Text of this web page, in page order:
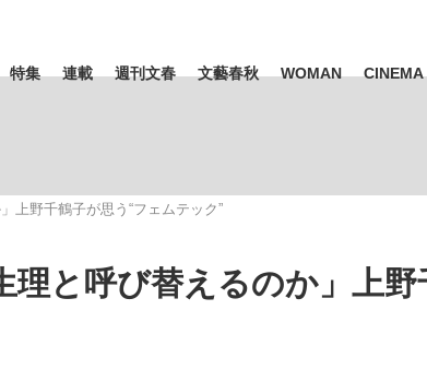
特集
観る将棋
連載 週刊文春 文藝春秋 WOMAN CINEMA
ドタグ一覧
#高市早苗 #後藤真希 #森岡毅 #城彰二 #内田
武
上野千鶴子が思う“フェムテック”
理と呼び替えるのか」上野